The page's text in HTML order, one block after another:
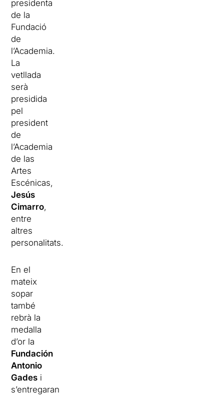
presidenta
de la
Fundació
de
l’Academia.
La
vetllada
serà
presidida
pel
president
de
l’Academia
de las
Artes
Escénicas,
Jesús
Cimarro,
entre
altres
personalitats.
En el
mateix
sopar
també
rebrà la
medalla
d’or la
Fundación
Antonio
Gades i
s’entregaran